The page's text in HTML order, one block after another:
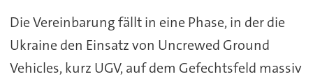
Die Vereinbarung fällt in eine Phase, in der die
Ukraine den Einsatz von Uncrewed Ground
Vehicles, kurz UGV, auf dem Gefechtsfeld massiv